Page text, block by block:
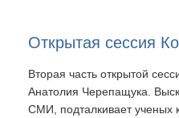
Открытая сессия
Вторая часть открытой
Анатолия Черепащука.
СМИ, подталкивает ученых